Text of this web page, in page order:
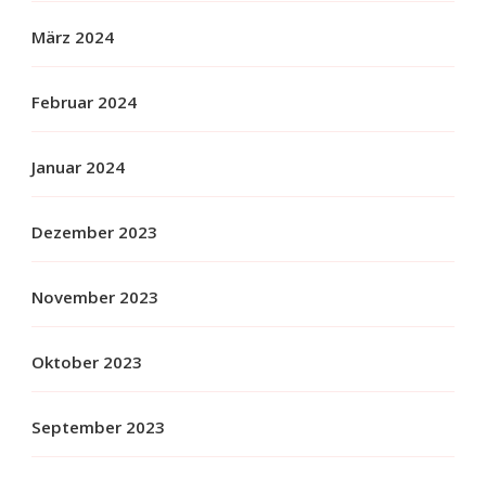
März 2024
Februar 2024
Januar 2024
Dezember 2023
November 2023
Oktober 2023
September 2023